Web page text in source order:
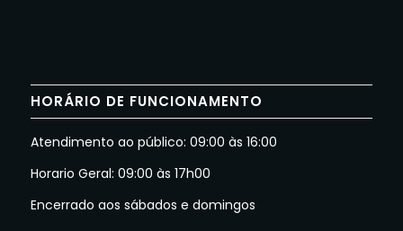
HORÁRIO DE FUNCIONAMENTO
Atendimento ao público: 09:00 às 16:00
Horario Geral: 09:00 às 17h00
Encerrado aos sábados e domingos